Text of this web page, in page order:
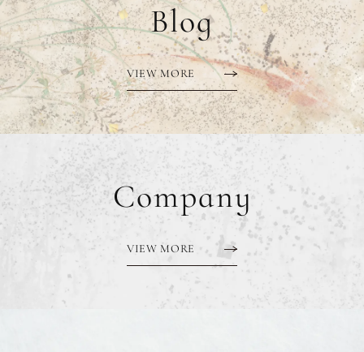
Blog
VIEW MORE
Company
VIEW MORE